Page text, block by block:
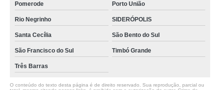
Pomerode Porto União
Rio Negrinho SIDERÓPOLIS
Santa Cecília São Bento do Sul
São Francisco do Sul Timbó Grande
Três Barras
O conteúdo do texto desta página é de direito reservado. Sua reprodução, parcial ou